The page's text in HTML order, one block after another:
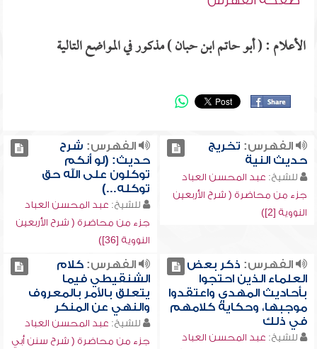
الأعلام : ( أبو حاتم ابن حبان ) مذكور في المواضع التالية
الفهرس: تخريج
حديث النية
للشيخ: عبد المحسن العباد
جزء من محاضرة ( شرح الأربعين
النووية [2])
الفهرس: شرح
حديث: (لو أنكم
توكلون على الله حق
توكله...)
للشيخ: عبد المحسن العباد
جزء من محاضرة ( شرح الأربعين
النووية [36])
الفهرس: ذكر بعض
العلماء الذين احتجوا
بأحاديث المهدي واعتقدوا
موجبها، وحكاية كلامهم
في ذلك
للشيخ: عبد المحسن العباد
الفهرس:كلام
الشنقيطي فيما
يتعلق بالأمر بالمعروف
والنهي عن المنكر
للشيخ: عبد المحسن العباد
جزء من محاضرة ( شرح سنن أبي